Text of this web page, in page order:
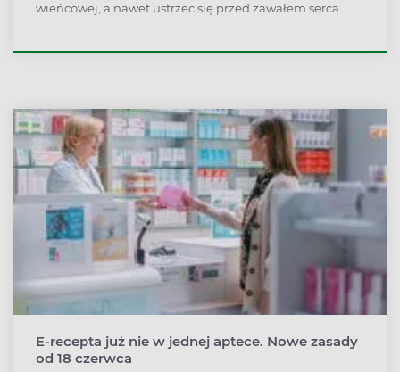
wieńcowej, a nawet ustrzec się przed zawałem serca.
E‑recepta już nie w jednej aptece. Nowe zasady
od 18 czerwca